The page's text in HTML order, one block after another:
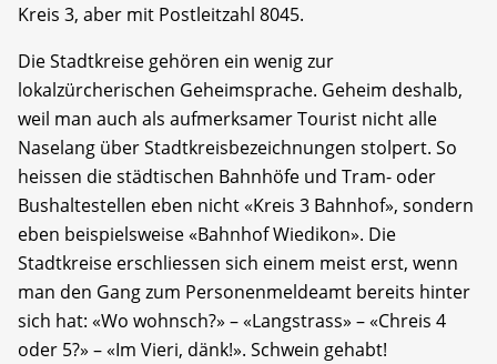
Kreis 3, aber mit Postleitzahl 8045.
Die Stadtkreise gehören ein wenig zur
lokalzürcherischen Geheimsprache. Geheim deshalb,
weil man auch als aufmerksamer Tourist nicht alle
Naselang über Stadtkreisbezeichnungen stolpert. So
heissen die städtischen Bahnhöfe und Tram- oder
Bushaltestellen eben nicht «Kreis 3 Bahnhof», sondern
eben beispielsweise «Bahnhof Wiedikon». Die
Stadtkreise erschliessen sich einem meist erst, wenn
man den Gang zum Personenmeldeamt bereits hinter
sich hat: «Wo wohnsch?» – «Langstrass» – «Chreis 4
oder 5?» – «Im Vieri, dänk!». Schwein gehabt!